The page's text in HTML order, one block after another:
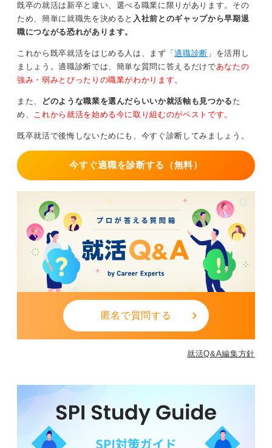
年収総額だけでなく、役割定義、評価ランク、賞与係
数、サインオンボーナス、リモート可否、退職金制度、
RSU／SOの有無、見直しタイミング（入社6カ月で昇給
年収だけを見ると、仕事の内容や責任範囲、仕事のあり
方などは見えてきません。働き方や評価などの詳細につ
責任→成果→対価の順で論理立てて依頼。相場感として
は横移動で＋10～20％、スカウト起点で希少スキルなら
例：「現状維持ではなく、御社でこの目標をこの期間で
達成する。その再現性の根拠はこの 3 実績から。責任範
囲がこの定義なら、このレンジで合意したい」
交渉は承諾直前がピーク。言いづらい年収はエージェン
ト経由で調整してもらうのが安全です。
0
既卒の就活は新卒と違い、選べる職業に限りがあります。その
ため、簡単に就職先を決めると 入社前とのギャップから早期退
職につながる恐れがあります。
これから既卒就活をはじめる人は、まず「適職診断 」を活用し
ましょう。適職診断では、簡単な質問に答えるだけであなたの
強み・弱みとぴったりの職業がわかります。
また、 どのような職業を選んだらいいか就活軸も見つかる た
め、 これから就活を始める今に取り組むのがベストです。
既卒就活で後悔しないためにも、今すぐ診断してみましょう。
今すぐ適職を診断する（無料）
匿名で質問する
就活Q&A編集方針